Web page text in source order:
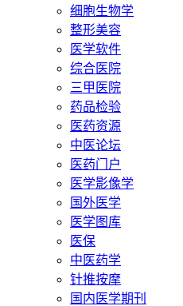
细胞生物学
整形美容
医学软件
综合医院
三甲医院
药品检验
医药资源
中医论坛
医药门户
医学影像学
国外医学
医学图库
医保
中医药学
针推按摩
国内医学期刊